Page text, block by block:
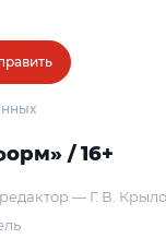
/ 16+
— Г. В.